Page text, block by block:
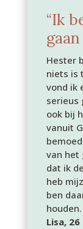
“Ik
Hester
niets is
vond ik
serieus
ook bij
vanuit
van het
dat ik
heb
ben
houden.
Lisa, 26